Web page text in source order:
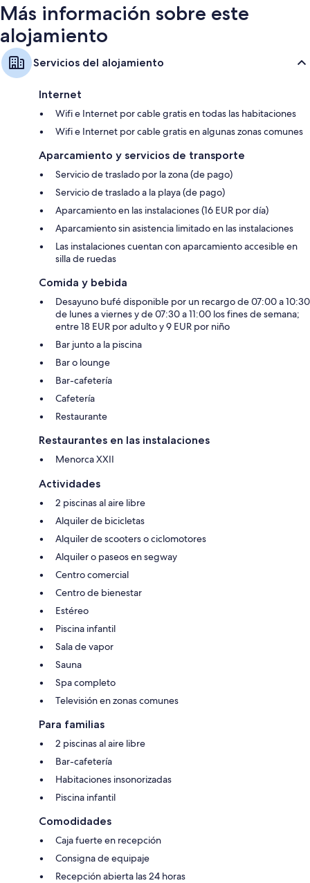
Más información sobre este
alojamiento
Servicios del alojamiento
Internet
Wifi e Internet por cable gratis en todas las habitaciones
Wifi e Internet por cable gratis en algunas zonas comunes
Aparcamiento y servicios de transporte
Servicio de traslado por la zona (de pago)
Servicio de traslado a la playa (de pago)
Aparcamiento en las instalaciones (16 EUR por día)
Aparcamiento sin asistencia limitado en las instalaciones
Las instalaciones cuentan con aparcamiento accesible en
silla de ruedas
Comida y bebida
Desayuno bufé disponible por un recargo de 07:00 a 10:30
de lunes a viernes y de 07:30 a 11:00 los fines de semana;
entre 18 EUR por adulto y 9 EUR por niño
Bar junto a la piscina
Bar o lounge
Bar-cafetería
Cafetería
Restaurante
Restaurantes en las instalaciones
Menorca XXII
Actividades
2 piscinas al aire libre
Alquiler de bicicletas
Alquiler de scooters o ciclomotores
Alquiler o paseos en segway
Centro comercial
Centro de bienestar
Estéreo
Piscina infantil
Sala de vapor
Sauna
Spa completo
Televisión en zonas comunes
Para familias
2 piscinas al aire libre
Bar-cafetería
Habitaciones insonorizadas
Piscina infantil
Comodidades
Caja fuerte en recepción
Consigna de equipaje
Recepción abierta las 24 horas